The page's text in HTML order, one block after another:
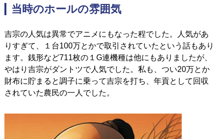
当時のホールの雰囲気
吉宗の人気は異常でアニメにもなった程でした。人気があ
りすぎて、１台100万とかで取引されていたという話もあり
ます。銭形など711枚の１G連機種は他にもありましたが、
やはり吉宗がダントツで人気でした。 私も、つい20万とか
財布に貯まると調子に乗って吉宗を打ち、年貢として回収
されていた農民の一人でした。